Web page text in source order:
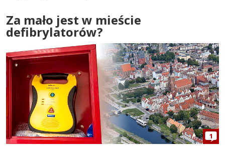
Za mało jest w mieście
defibrylatorów?
1